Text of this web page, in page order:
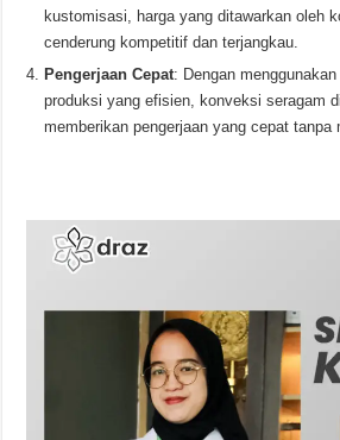
kustomisasi, harga yang ditawarkan oleh
cenderung kompetitif dan terjangkau.
Pengerjaan Cepat: Dengan
produksi yang efisien, konveksi seragam
memberikan pengerjaan yang cepat tanpa